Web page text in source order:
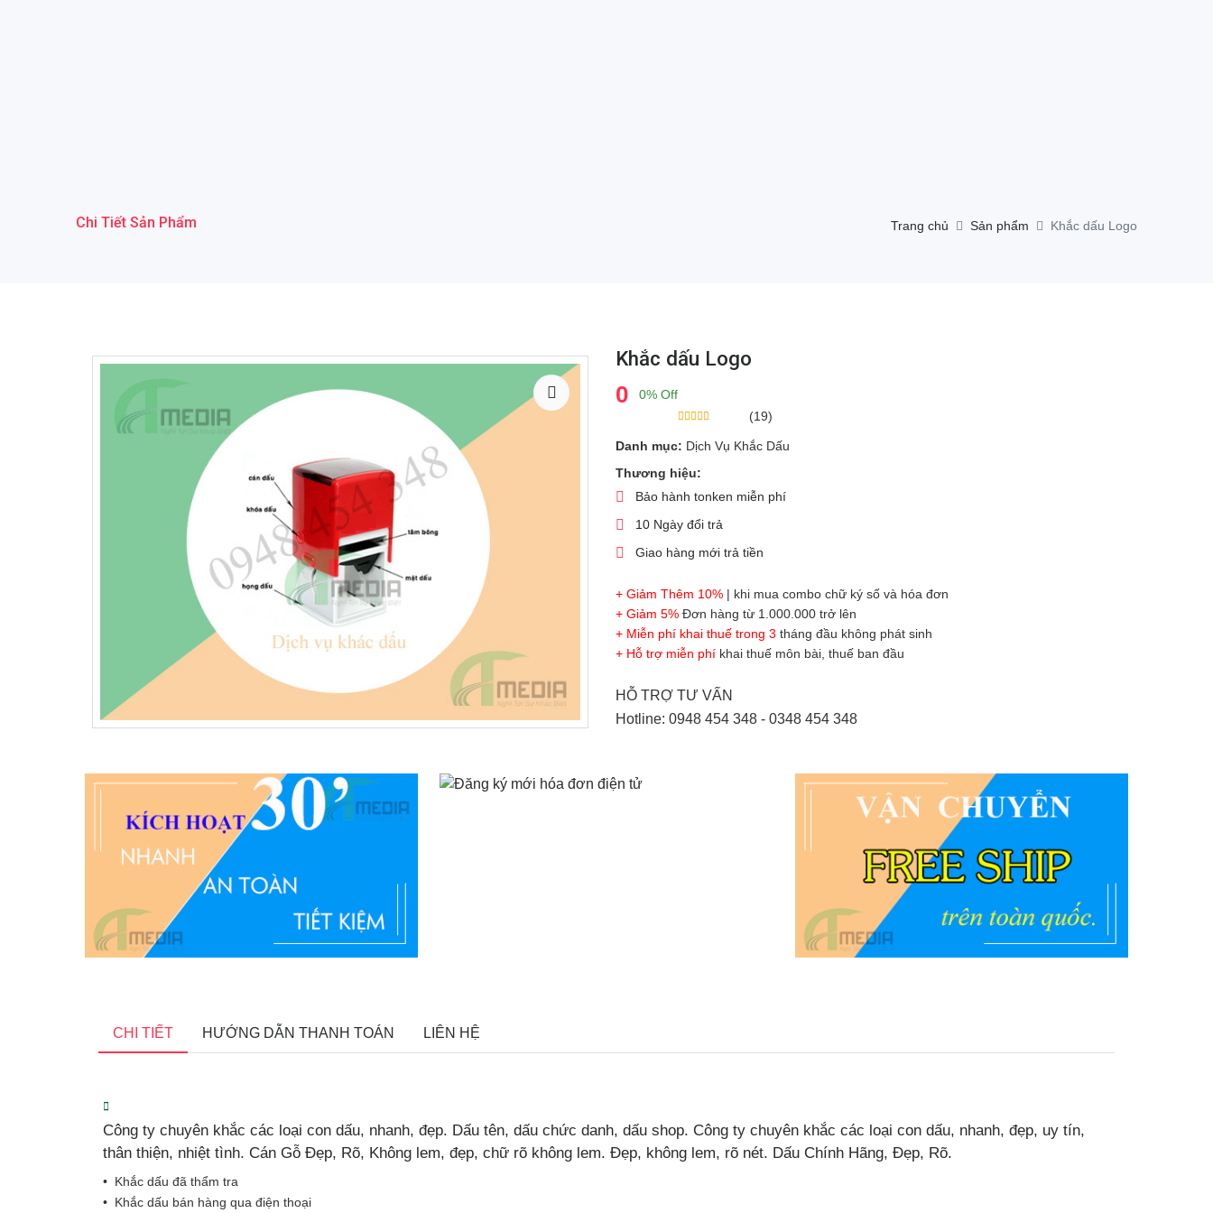
Chi Tiết Sản Phẩm Trang chủ Sản phẩm Khắc dấu Logo
Khắc dấu Logo
0
0% Off
(19)
Danh mục: Dịch Vụ Khắc Dấu
Thương hiệu:
Bảo hành tonken miễn phí
10 Ngày đổi trả
Giao hàng mới trả tiền
+ Giảm Thêm 10% | khi mua combo chữ ký số và hóa đơn
+ Giảm 5% Đơn hàng từ 1.000.000 trở lên
+ Miễn phí khai thuế trong 3 tháng đầu không phát sinh
+ Hỗ trợ miễn phí khai thuế môn bài, thuế ban đầu
HỖ TRỢ TƯ VẤN
Hotline: 0948 454 348 - 0348 454 348
CHI TIẾT HƯỚNG DẪN THANH TOÁN LIÊN HỆ
Công ty chuyên khắc các loại con dấu, nhanh, đẹp. Dấu tên, dấu chức danh, dấu shop. Công ty chuyên khắc các loại con dấu, nhanh, đẹp, uy tín,
thân thiện, nhiệt tình. Cán Gỗ Đẹp, Rõ, Không lem, đẹp, chữ rõ không lem. Đẹp, không lem, rõ nét. Dấu Chính Hãng, Đẹp, Rõ.
• Khắc dấu đã thẩm tra
• Khắc dấu bán hàng qua điện thoại